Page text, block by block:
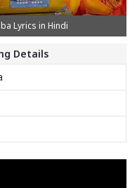
Lyrics in Hindi
Details